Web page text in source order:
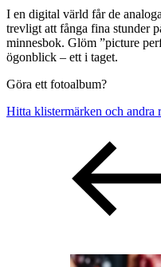
I en digital värld får de
trevligt att fånga fina stunder
minnesbok. Glöm ”picture
ögonblick – ett i taget.
Göra ett fotoalbum?
Hitta klistermärken och andra